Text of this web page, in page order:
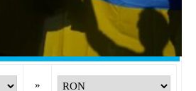
+0,0023 ▲
+0,0041 ▲
Convertor valutar
»